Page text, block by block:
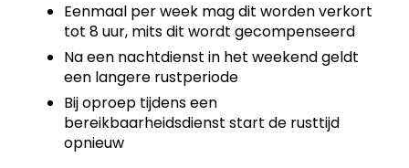
Eenmaal per week mag dit worden verkort
tot 8 uur, mits dit wordt gecompenseerd
Na een nachtdienst in het weekend geldt
een langere rustperiode
Bij oproep tijdens een
bereikbaarheidsdienst start de rusttijd
opnieuw